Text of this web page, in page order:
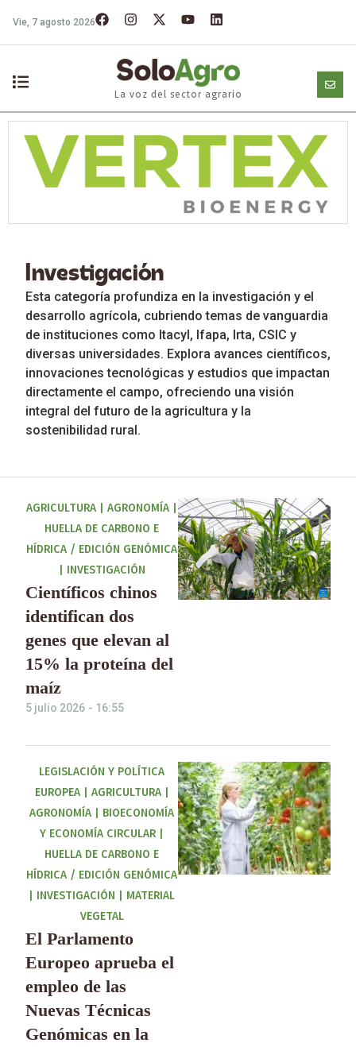
Vie, 7 agosto 2026
La voz del sector agrario
Investigación
Esta categoría profundiza en la investigación y el
desarrollo agrícola, cubriendo temas de vanguardia
de instituciones como Itacyl, Ifapa, Irta, CSIC y
diversas universidades. Explora avances científicos,
innovaciones tecnológicas y estudios que impactan
directamente el campo, ofreciendo una visión
integral del futuro de la agricultura y la
sostenibilidad rural.
AGRICULTURA AGRONOMÍA
HUELLA DE CARBONO E
HÍDRICA / EDICIÓN GENÓMICA
INVESTIGACIÓN
Científicos chinos
identifican dos
genes que elevan al
15% la proteína del
maíz
5 julio 2026 - 16:55
LEGISLACIÓN Y POLÍTICA
EUROPEA| AGRICULTURA|
AGRONOMÍA
BIOECONOMÍA
Y ECONOMÍA CIRCULAR
HUELLA DE CARBONO E
HÍDRICA / EDICIÓN GENÓMICA
INVESTIGACIÓN
MATERIAL
VEGETAL
El Parlamento
Europeo aprueba el
empleo de las
Nuevas Técnicas
Genómicas en la